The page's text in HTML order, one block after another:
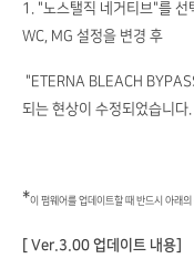
1. "노스탤직 네거티브"를 선
WC, MG 설정을 변경 후
"ETERNA BLEACH
되는 현상이 수정되었습니다.
*이 펌웨어를 업데이트할 때 반드시 아래
[ Ver.3.00 업데이트 내용]